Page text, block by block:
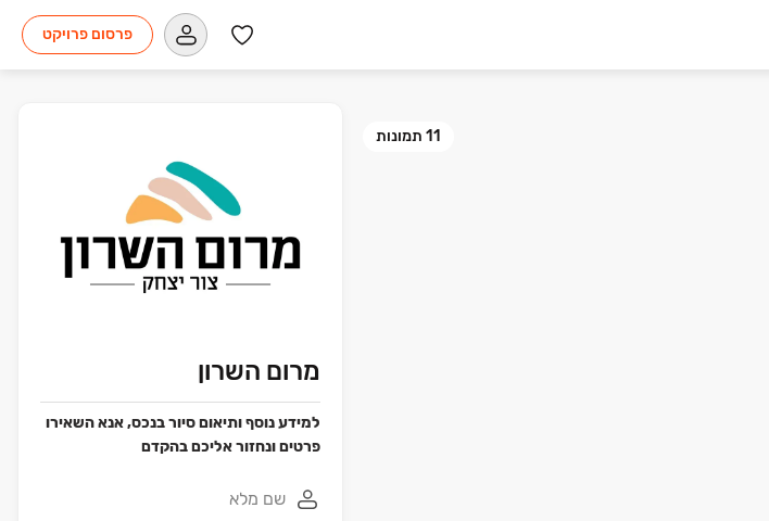
פרסום פרויקט
11 תמונות
מרום השרון
למידע נוסף ותיאום סיור בנכס, אנא השאירו
פרטים ונחזור אליכם בהקדם